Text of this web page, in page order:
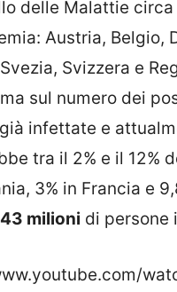
delle Malattie
Austria, Belgio,
Svizzera e
sul numero dei
infettate e
tra il 2% e il 12%
3% in Francia e
43 milioni di persone